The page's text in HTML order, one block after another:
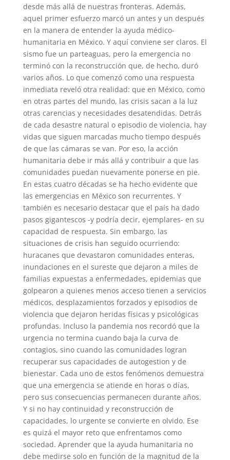
desde más allá de nuestras fronteras. Además,
aquel primer esfuerzo marcó un antes y un después
en la manera de entender la ayuda médico-
humanitaria en México. Y aquí conviene ser claros. El
sismo fue un parteaguas, pero la emergencia no
terminó con la reconstrucción que, de hecho, duró
varios años. Lo que comenzó como una respuesta
inmediata reveló otra realidad: que en México, como
en otras partes del mundo, las crisis sacan a la luz
otras carencias y necesidades desatendidas. Detrás
de cada desastre natural o episodio de violencia, hay
vidas que siguen marcadas mucho tiempo después
de que las cámaras se van. Por eso, la acción
humanitaria debe ir más allá y contribuir a que las
comunidades puedan nuevamente ponerse en pie.
En estas cuatro décadas se ha hecho evidente que
las emergencias en México son recurrentes. Y
también es necesario destacar que el país ha dado
pasos gigantescos -y podría decir, ejemplares- en su
capacidad de respuesta. Sin embargo, las
situaciones de crisis han seguido ocurriendo:
huracanes que devastaron comunidades enteras,
inundaciones en el sureste que dejaron a miles de
familias expuestas a enfermedades, epidemias que
golpearon a quienes menos acceso tienen a servicios
médicos, desplazamientos forzados y episodios de
violencia que dejaron heridas físicas y psicológicas
profundas. Incluso la pandemia nos recordó que la
urgencia no termina cuando baja la curva de
contagios, sino cuando las comunidades logran
recuperar sus capacidades de autogestion y de
bienestar. Cada uno de estos fenómenos demuestra
que una emergencia se atiende en horas o días,
pero sus consecuencias permanecen durante años.
Y si no hay continuidad y reconstrucción de
capacidades, lo urgente se convierte en olvido. Ese
es quizá el mayor reto que enfrentamos como
sociedad. Aprender que la ayuda humanitaria no
debe medirse solo en función de la magnitud de la